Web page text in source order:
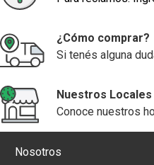
¿Cómo comprar?
Si tenés alguna
Nuestros Locales
Conoce nuestros
Nosotros